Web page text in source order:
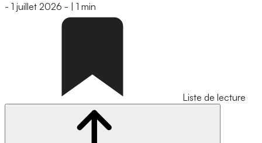
- 1 juillet 2026 - 1 min
Liste de lecture